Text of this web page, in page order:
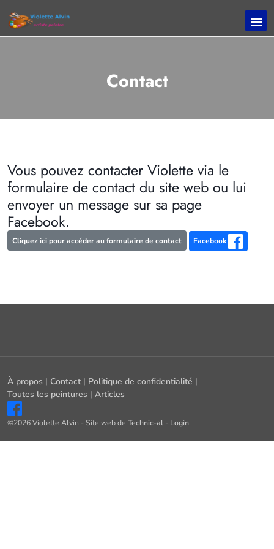
Contact
Vous pouvez contacter Violette via le
formulaire de contact du site web ou lui
envoyer un message sur sa page
Facebook.
Cliquez ici pour accéder au formulaire de contact Facebook
À propos | Contact | Politique de confidentialité |
Toutes les peintures | Articles
©2026 Violette Alvin - Site web de Technic-al - Login